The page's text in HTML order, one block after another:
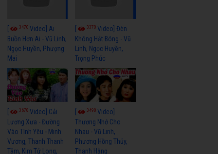
3470 Video] Ai
Buồn Hơn Ai - Vũ Linh,
Ngọc Huyền, Phượng
Mai
3370Video] Đèn
Không Hắt Bóng - Vũ
Linh, Ngọc Huyền,
Trọng Phúc
3678 Video] Cải
Lương Xưa - Đường
Vào Tình Yêu - Minh
Vương, Thanh Thanh
Tâm, Kim Tử Long,
3498Video]
Thương Nhớ Cho
Nhau - Vũ Linh,
Phương Hồng Thủy,
Thanh Hằng